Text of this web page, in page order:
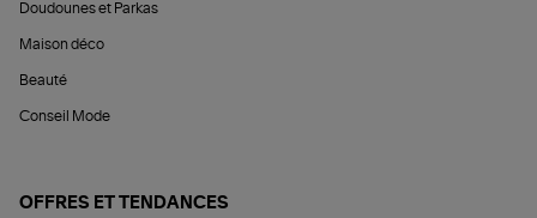
Doudounes et Parkas
Maison déco
Beauté
Conseil Mode
OFFRES ET TENDANCES